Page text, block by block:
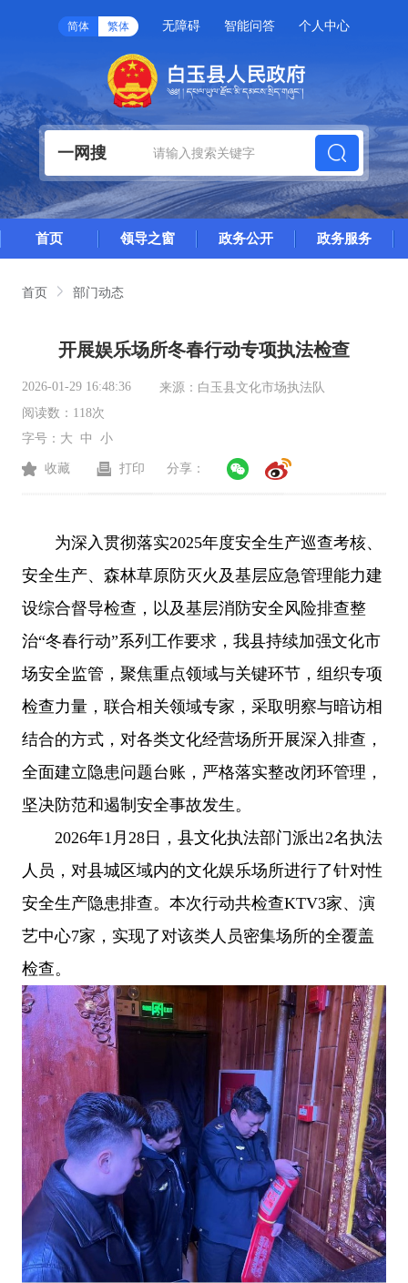
简体 繁体 无障碍 智能问答 个人中心
一网搜
首页 领导之窗 政务公开 政务服务
首页 部门动态
开展娱乐场所冬春行动专项执法检查
2026-01-29 16:48:36 来源： 白玉县文化市场执法队
阅读数： 118次
字号： 大 中 小
收藏 打印 分享：
为深入贯彻落实2025年度安全生产巡查考核、
安全生产、森林草原防灭火及基层应急管理能力建
设综合督导检查，以及基层消防安全风险排查整
治“冬春行动”系列工作要求，我县持续加强文化市
场安全监管，聚焦重点领域与关键环节，组织专项
检查力量，联合相关领域专家，采取明察与暗访相
结合的方式，对各类文化经营场所开展深入排查，
全面建立隐患问题台账，严格落实整改闭环管理，
坚决防范和遏制安全事故发生。
2026年1月28日，县文化执法部门派出2名执法
人员，对县城区域内的文化娱乐场所进行了针对性
安全生产隐患排查。本次行动共检查KTV3家、演
艺中心7家，实现了对该类人员密集场所的全覆盖
检查。